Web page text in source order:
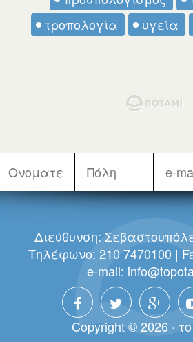
τροπολογία
υγεία
Διεύθυνση:
Τηλέφωνο: 210 7470100 |
e-mail:
Copyright © 2026 ·